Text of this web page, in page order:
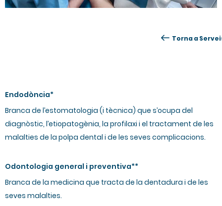
Torna a
Endodòncia*
Branca de l’estomatologia (i tècnica) que s’ocupa del
diagnòstic, l’etiopatogènia, la profilaxi i el tractament de les
malalties de la polpa dental i de les seves complicacions.
Odontologia general i preventiva**
Branca de la medicina que tracta de la dentadura i de les
seves malalties.